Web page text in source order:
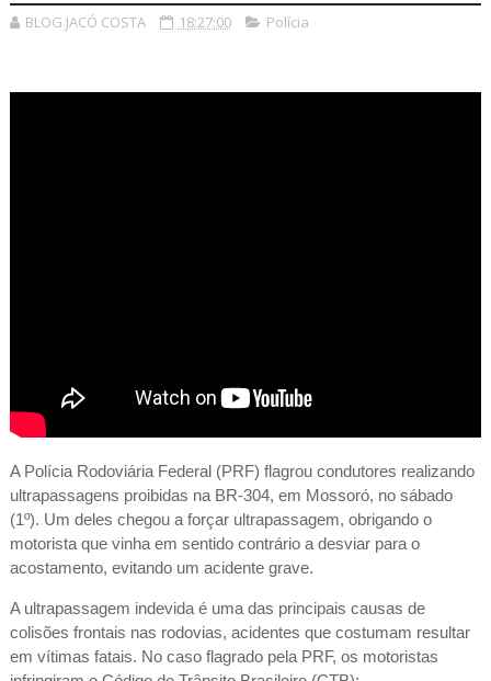
BLOG JACÓ COSTA 18:27:00 Polícia
A Polícia Rodoviária Federal (PRF) flagrou condutores realizando
ultrapassagens proibidas na BR-304, em Mossoró, no sábado
(1º). Um deles chegou a forçar ultrapassagem, obrigando o
motorista que vinha em sentido contrário a desviar para o
acostamento, evitando um acidente grave.
A ultrapassagem indevida é uma das principais causas de
colisões frontais nas rodovias, acidentes que costumam resultar
em vítimas fatais. No caso flagrado pela PRF, os motoristas